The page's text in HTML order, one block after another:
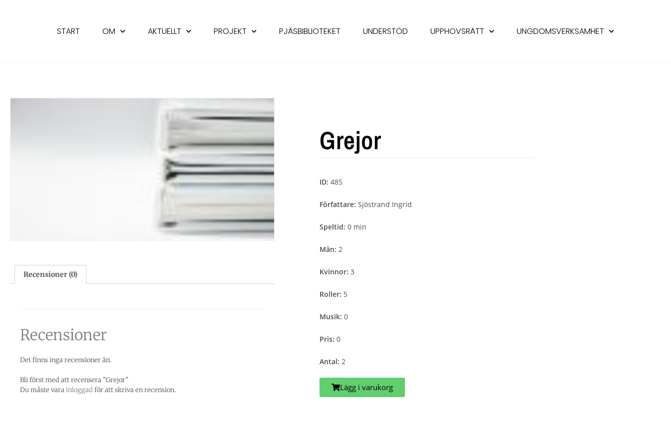
START OM AKTUELLT PROJEKT PJÄSBIBLIOTEKET UNDERSTÖD UPPHOVSRÄTT UNGDOMSVERKSAMHET
Recensioner (0)
Recensioner
Det finns inga recensioner än.
Bli först med att recensera ”Grejor”
Du måste varainloggadför att skriva en recension.
Grejor
ID: 485
Författare: Sjöstrand Ingrid
Speltid: 0 min
Män: 2
Kvinnor: 3
Roller: 5
Musik: 0
Pris: 0
Antal: 2
Lägg i varukorg